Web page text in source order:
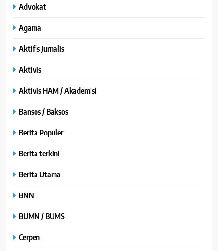
Advokat
Agama
Aktifis Jurnalis
Aktivis
Aktivis HAM / Akademisi
Bansos / Baksos
Berita Populer
Berita terkini
Berita Utama
BNN
BUMN / BUMS
Cerpen